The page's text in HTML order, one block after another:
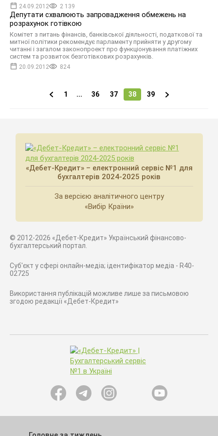
24.09.2012 2 139
Депутати схвалюють запровадження обмежень на
розрахунок готівкою
Комітет з питань фінансів, банківської діяльності, податкової та
митної політики рекомендує парламенту прийняти у другому
читанні і загалом законопроект про функціонування платіжних
систем та розвиток безготівкових розрахунків.
20.09.2012 824
1 ... 36 37 38 39
«Дебет-Кредит» – електронний сервіс №1 для
бухгалтерів 2024-2025 років
За версією аналітичного центру
«Вибір Країни»
© 2012-2026 «Дебет-Кредит» Український фінансово-
бухгалтерський портал.
Суб'єкт у сфері онлайн-медіа; ідентифікатор медіа - R40-
02725
Використання публікацій можливе лише за письмовою
згодою редакції «Дебет-Кредит»